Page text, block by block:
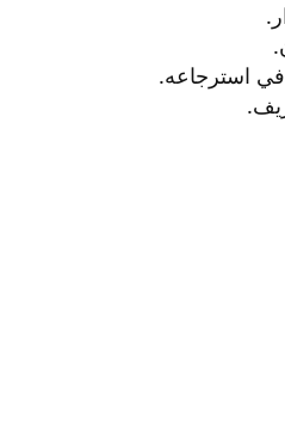
في استرجاعه.​